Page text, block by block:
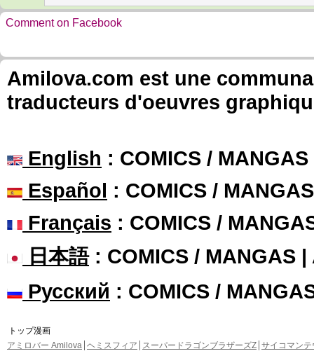
Comment on Facebook
Amilova.com est une
traducteurs d'oeuvres
English : COMICS /
Español : COMICS /
Français : COMICS /
日本語: COMICS / MANGAS |
Русский : COMICS /
トップ漫画
アミロバー Amilova ヘミスフィア スーパードラゴンブラザーズZ サイコマンテ